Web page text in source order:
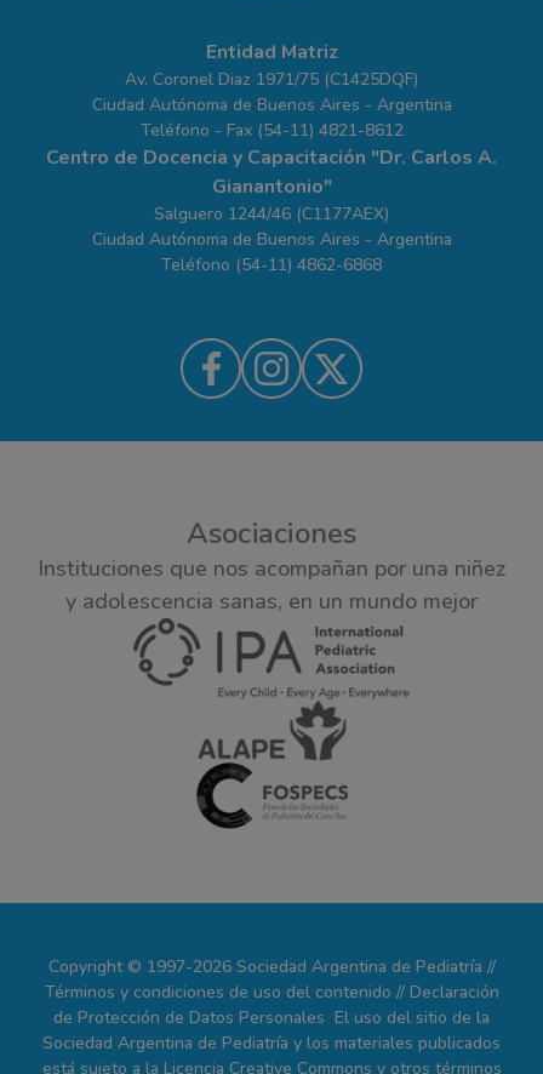
Entidad Matriz
Av. Coronel Diaz 1971/75 (C1425DQF)
Ciudad Autónoma de Buenos Aires - Argentina
Teléfono - Fax (54-11) 4821-8612
Centro de Docencia y Capacitación "Dr. Carlos A.
Gianantonio"
Salguero 1244/46 (C1177AEX)
Ciudad Autónoma de Buenos Aires - Argentina
Teléfono (54-11) 4862-6868
Asociaciones
Instituciones que nos acompañan por una niñez
y adolescencia sanas, en un mundo mejor
Copyright © 1997-2026 Sociedad Argentina de Pediatría //
Términos y condiciones de uso del contenido // Declaración
de Protección de Datos Personales El uso del sitio de la
Sociedad Argentina de Pediatría y los materiales publicados
está sujeto a la Licencia Creative Commons y otros términos